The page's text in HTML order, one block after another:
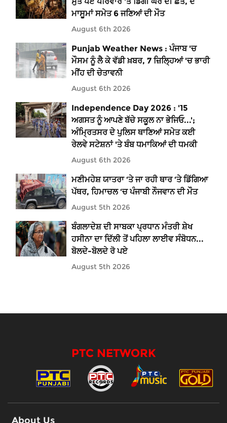
ਮਾਸੂਮਾਂ ਸਮੇਤ 6 ਜਣਿਆਂ ਦੀ ਮੌਤ
August 6th 2026
Punjab Weather News : ਪੰਜਾਬ 'ਚ
ਮੌਸਮ ਨੂੰ ਲੈ ਕੇ ਵੱਡੀ ਖ਼ਬਰ, 7 ਜ਼ਿਲ੍ਹਿਆਂ 'ਚ ਭਾਰੀ
ਮੀਂਹ ਦੀ ਚੇਤਾਵਨੀ
August 6th 2026
Independence Day 2026 : '15
ਅਗਸਤ ਨੂੰ ਆਪਣੇ ਬੱਚੇ ਸਕੂਲ ਨਾ ਭੇਜਿਓ...';
ਅੰਮ੍ਰਿਤਸਰ ਦੇ ਪੁਲਿਸ ਥਾਣਿਆਂ ਸਮੇਤ ਕਈ
ਰੇਲਵੇ ਸਟੇਸ਼ਨਾਂ 'ਤੇ ਬੰਬ ਧਮਾਕਿਆਂ ਦੀ ਧਮਕੀ
August 6th 2026
ਮਣੀਮਹੇਸ਼ ਯਾਤਰਾ ‘ਤੇ ਜਾ ਰਹੀ ਥਾਰ ‘ਤੇ ਡਿੱਗਿਆ
ਪੱਥਰ, ਹਿਮਾਚਲ ‘ਚ ਪੰਜਾਬੀ ਨੌਜਵਾਨ ਦੀ ਮੌਤ
August 5th 2026
ਬੰਗਲਾਦੇਸ਼ ਦੀ ਸਾਬਕਾ ਪ੍ਰਧਾਨ ਮੰਤਰੀ ਸ਼ੇਖ
ਹਸੀਨਾ ਦਾ ਦਿੱਲੀ ਤੋਂ ਪਹਿਲਾ ਲਾਈਵ ਸੰਬੋਧਨ...
ਬੋਲਦੇ-ਬੋਲਦੇ ਰੋ ਪਏ
August 5th 2026
PTC NETWORK
About Us